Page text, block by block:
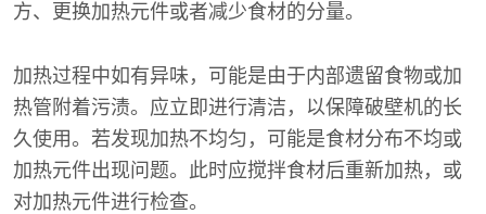
方、更换加热元件或者减少食材的分量。
加热过程中如有异味，可能是由于内部遗留食物或加
热管附着污渍。应立即进行清洁，以保障破壁机的长
久使用。若发现加热不均匀，可能是食材分布不均或
加热元件出现问题。此时应搅拌食材后重新加热，或
对加热元件进行检查。